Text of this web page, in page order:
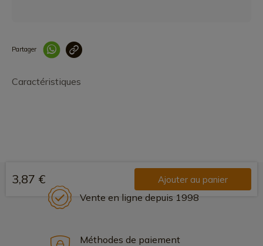
Partager
Caractéristiques
3,87 € Ajouter au panier
Vente en ligne depuis 1998
Méthodes de paiement